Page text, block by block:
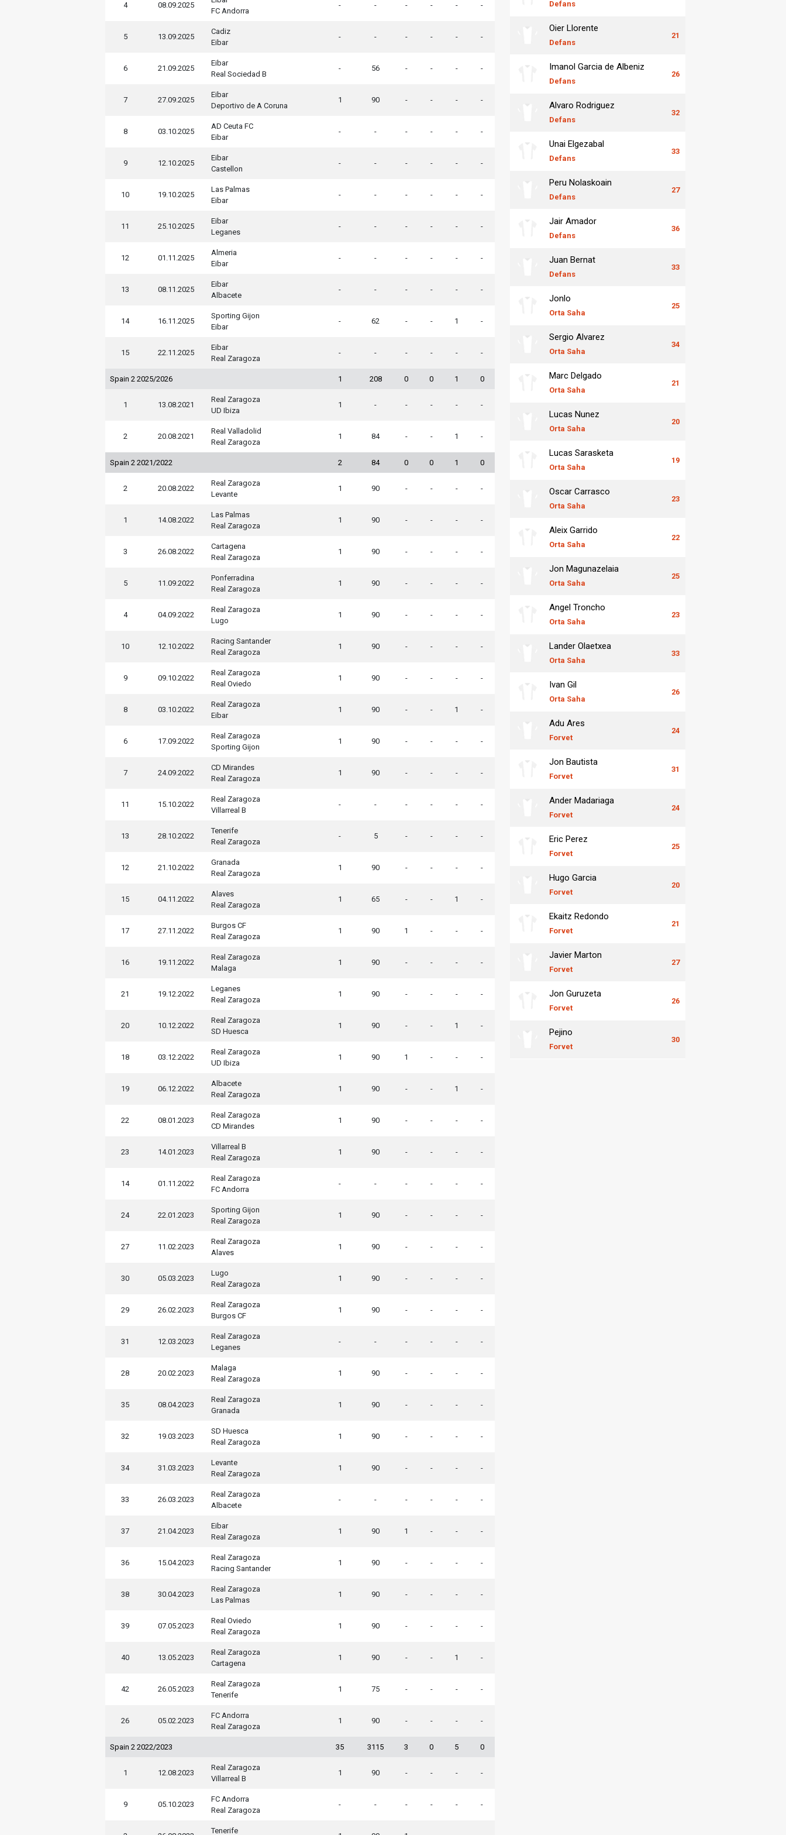
4 08.09.2025
FC Andorra
- - - - - -
5 13.09.2025
Cadiz
Eibar
- - - - - -
6 21.09.2025
Eibar
Real Sociedad B
- 56 - - - -
7 27.09.2025
Eibar
Deportivo de A Coruna
1 90 - - - -
8 03.10.2025
AD Ceuta FC
Eibar
- - - - - -
9 12.10.2025
Eibar
Castellon
- - - - - -
10 19.10.2025
Las Palmas
Eibar
- - - - - -
11 25.10.2025
Eibar
Leganes
- - - - - -
12 01.11.2025
Almeria
Eibar
- - - - - -
13 08.11.2025
Eibar
Albacete
- - - - - -
14 16.11.2025
Sporting Gijon
Eibar
- 62 - - 1 -
15 22.11.2025
Eibar
Real Zaragoza
- - - - - -
Spain 2 2025/2026 1 208 0 0 1 0
1 13.08.2021
Real Zaragoza
UD Ibiza
1 - - - - -
2 20.08.2021
Real Valladolid
Real Zaragoza
1 84 - - 1 -
Spain 2 2021/2022 2 84 0 0 1 0
2 20.08.2022
Real Zaragoza
Levante
1 90 - - - -
1 14.08.2022
Las Palmas
Real Zaragoza
1 90 - - - -
3 26.08.2022
Cartagena
Real Zaragoza
1 90 - - - -
5 11.09.2022
Ponferradina
Real Zaragoza
1 90 - - - -
4 04.09.2022
Real Zaragoza
Lugo
1 90 - - - -
10 12.10.2022
Racing Santander
Real Zaragoza
1 90 - - - -
9 09.10.2022
Real Zaragoza
Real Oviedo
1 90 - - - -
8 03.10.2022
Real Zaragoza
Eibar
1 90 - - 1 -
6 17.09.2022
Real Zaragoza
Sporting Gijon
1 90 - - - -
7 24.09.2022
CD Mirandes
Real Zaragoza
1 90 - - - -
11 15.10.2022
Real Zaragoza
Villarreal B
- - - - - -
13 28.10.2022
Tenerife
Real Zaragoza
- 5 - - - -
12 21.10.2022
Granada
Real Zaragoza
1 90 - - - -
15 04.11.2022
Alaves
Real Zaragoza
1 65 - - 1 -
17 27.11.2022
Burgos CF
Real Zaragoza
1 90 1 - - -
16 19.11.2022
Real Zaragoza
Malaga
1 90 - - - -
21 19.12.2022
Leganes
Real Zaragoza
1 90 - - - -
20 10.12.2022
Real Zaragoza
SD Huesca
1 90 - - 1 -
18 03.12.2022
Real Zaragoza
UD Ibiza
1 90 1 - - -
19 06.12.2022
Albacete
Real Zaragoza
1 90 - - 1 -
22 08.01.2023
Real Zaragoza
CD Mirandes
1 90 - - - -
23 14.01.2023
Villarreal B
Real Zaragoza
1 90 - - - -
14 01.11.2022
Real Zaragoza
FC Andorra
- - - - - -
24 22.01.2023
Sporting Gijon
Real Zaragoza
1 90 - - - -
27 11.02.2023
Real Zaragoza
Alaves
1 90 - - - -
30 05.03.2023
Lugo
Real Zaragoza
1 90 - - - -
29 26.02.2023
Real Zaragoza
Burgos CF
1 90 - - - -
31 12.03.2023
Real Zaragoza
Leganes
- - - - - -
28 20.02.2023
Malaga
Real Zaragoza
1 90 - - - -
35 08.04.2023
Real Zaragoza
Granada
1 90 - - - -
32 19.03.2023
SD Huesca
Real Zaragoza
1 90 - - - -
34 31.03.2023
Levante
Real Zaragoza
1 90 - - - -
33 26.03.2023
Real Zaragoza
Albacete
- - - - - -
37 21.04.2023
Eibar
Real Zaragoza
1 90 1 - - -
36 15.04.2023
Real Zaragoza
Racing Santander
1 90 - - - -
38 30.04.2023
Real Zaragoza
Las Palmas
1 90 - - - -
39 07.05.2023
Real Oviedo
Real Zaragoza
1 90 - - - -
40 13.05.2023
Real Zaragoza
Cartagena
1 90 - - 1 -
42 26.05.2023
Real Zaragoza
Tenerife
1 75 - - - -
26 05.02.2023
FC Andorra
Real Zaragoza
1 90 - - - -
Spain 2 2022/2023 35 3115 3 0 5 0
1 12.08.2023
Real Zaragoza
Villarreal B
1 90 - - - -
9 05.10.2023
FC Andorra
Real Zaragoza
- - - - - -
Tenerife
Defans
Oier Llorente
Defans
21
Imanol Garcia de Albeniz
Defans
26
Alvaro Rodriguez
Defans
32
Unai Elgezabal
Defans
33
Peru Nolaskoain
Defans
27
Jair Amador
Defans
36
Juan Bernat
Defans
33
Jonlo
Orta Saha
25
Sergio Alvarez
Orta Saha
34
Marc Delgado
Orta Saha
21
Lucas Nunez
Orta Saha
20
Lucas Sarasketa
Orta Saha
19
Oscar Carrasco
Orta Saha
23
Aleix Garrido
Orta Saha
22
Jon Magunazelaia
Orta Saha
25
Angel Troncho
Orta Saha
23
Lander Olaetxea
Orta Saha
33
Ivan Gil
Orta Saha
26
Adu Ares
Forvet
24
Jon Bautista
Forvet
31
Ander Madariaga
Forvet
24
Eric Perez
Forvet
25
Hugo Garcia
Forvet
20
Ekaitz Redondo
Forvet
21
Javier Marton
Forvet
27
Jon Guruzeta
Forvet
26
Pejino
Forvet
30